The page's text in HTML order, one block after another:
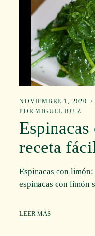
NOVIEMBRE 1, 2020
POR MIGUEL RUIZ
receta
Espinacas con
espinacas con limón
LEER MÁS